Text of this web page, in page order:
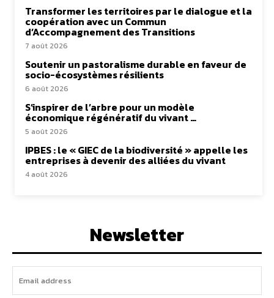
Transformer les territoires par le dialogue et la
coopération avec un Commun
d’Accompagnement des Transitions
7 août 2026
Soutenir un pastoralisme durable en faveur de
socio-écosystèmes résilients
6 août 2026
S’inspirer de l’arbre pour un modèle
économique régénératif du vivant …
5 août 2026
IPBES : le « GIEC de la biodiversité » appelle les
entreprises à devenir des alliées du vivant
4 août 2026
Newsletter